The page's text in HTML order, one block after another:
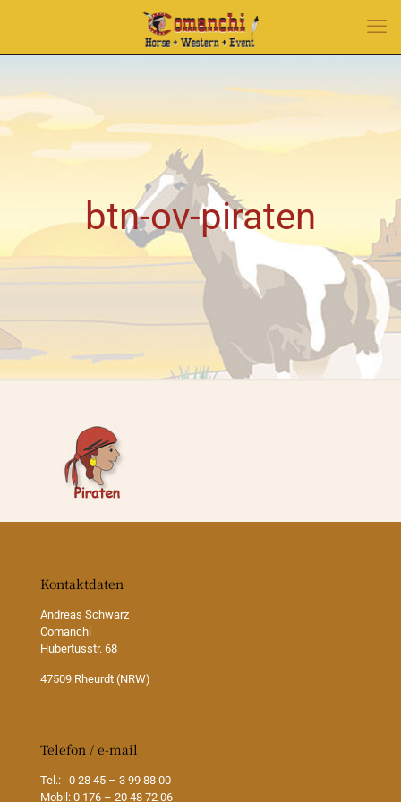
btn-ov-piraten
Kontaktdaten
Andreas Schwarz
Comanchi
Hubertusstr. 68
47509 Rheurdt (NRW)
Telefon / e-mail
Tel.: 0 28 45 – 3 99 88 00
Mobil: 0 176 – 20 48 72 06